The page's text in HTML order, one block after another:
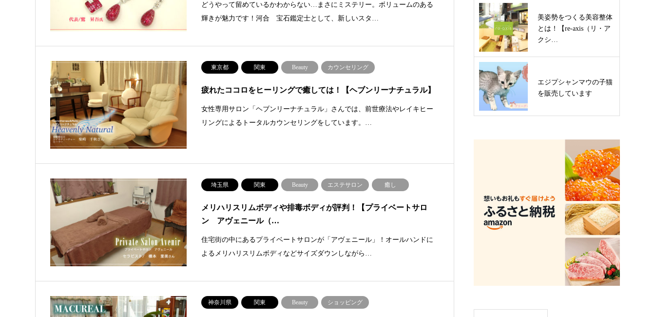
どうやって留めているかわからない…まさにミステリー。ボリュームのある
輝きが魅力です！河合 宝石鑑定士として、新しいスタ…
東京都 関東 Beauty カウンセリング
疲れたココロをヒーリングで癒しては！【ヘブンリーナチュラル】
女性専用サロン「ヘブンリーナチュラル」さんでは、前世療法やレイキヒー
リングによるトータルカウンセリングをしています。…
埼玉県 関東 Beauty エステサロン 癒し
メリハリスリムボディや排毒ボディが評判！【プライベートサロ
ン アヴェニール（…
住宅街の中にあるプライベートサロンが「アヴェニール」！オールハンドに
よるメリハリスリムボディなどサイズダウンしながら…
神奈川県 関東 Beauty ショッピング
美姿勢をつくる美容整体
とは！【re-axis（リ・ア
クシ…
エジプシャンマウの子猫
を販売しています